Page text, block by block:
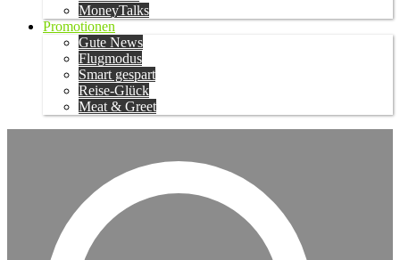
MoneyTalks
Promotionen
Gute News
Flugmodus
Smart gespart
Reise-Glück
Meat & Greet